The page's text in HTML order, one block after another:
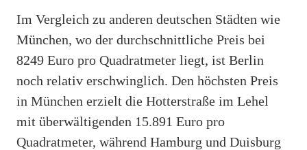
Im Vergleich zu anderen deutschen Städten wie
München, wo der durchschnittliche Preis bei
8249 Euro pro Quadratmeter liegt, ist Berlin
noch relativ erschwinglich. Den höchsten Preis
in München erzielt die Hotterstraße im Lehel
mit überwältigenden 15.891 Euro pro
Quadratmeter, während Hamburg und Duisburg